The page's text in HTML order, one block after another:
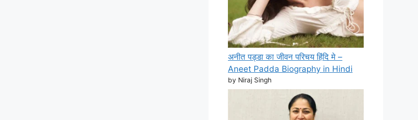
अनीत पड्डा का जीवन परिचय हिंदि मे –
Aneet Padda Biography in Hindi
by Niraj Singh